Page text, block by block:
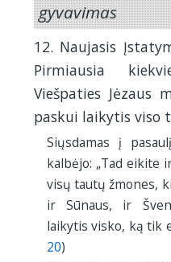
gyvavimas
12. Naujasis
Pirmiausia
Viešpaties Jėzaus
paskui laikytis viso
Siųsdamas į
kalbėjo: „Tad eikite
visų tautų žmones,
ir Sūnaus, ir
laikytis visko, ką tik
20)